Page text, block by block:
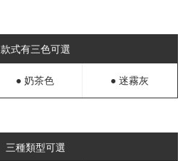
款式有三色可選
● 奶茶色 ● 迷霧灰
三種類型可選